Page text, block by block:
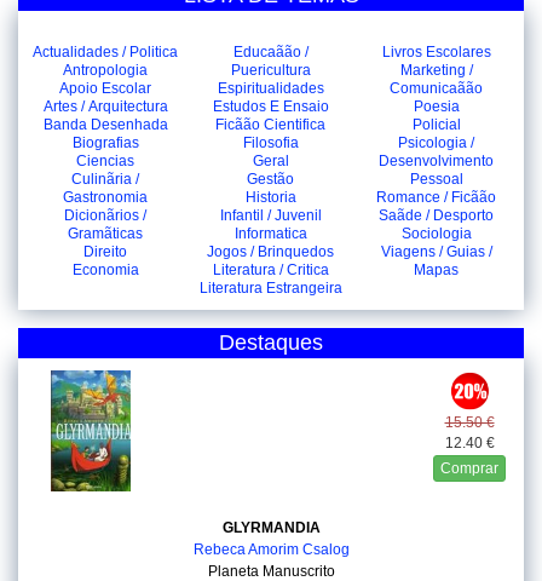
Actualidades / Politica
Antropologia
Apoio Escolar
Artes / Arquitectura
Banda Desenhada
Biografias
Ciencias
Culinãria /
Gastronomia
Dicionãrios /
Gramãticas
Direito
Economia
Educaãão /
Puericultura
Espiritualidades
Estudos E Ensaio
Ficãão Cientifica
Filosofia
Geral
Gestão
Historia
Infantil / Juvenil
Informatica
Jogos / Brinquedos
Literatura / Critica
Literatura Estrangeira
Livros Escolares
Marketing /
Comunicaãão
Poesia
Policial
Psicologia /
Desenvolvimento
Pessoal
Romance / Ficãão
Saãde / Desporto
Sociologia
Viagens / Guias /
Mapas
Destaques
15.50 €
12.40 €
Comprar
GLYRMANDIA
Rebeca Amorim Csalog
Planeta Manuscrito